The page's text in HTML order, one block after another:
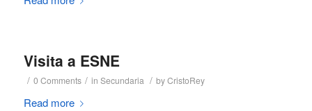
Visita a ESNE
/ 0 Comments / in Secundaria / byCristoRey
Read more